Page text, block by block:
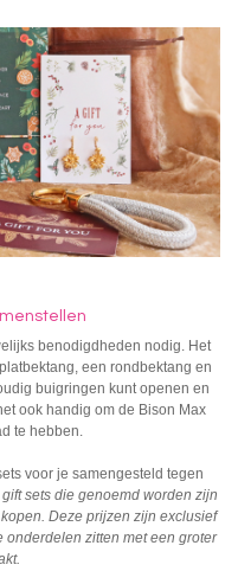
benodigdheden nodig. Het
een rondbektang en
buigringen kunt openen en
ook handig om de Bison Max
te hebben.
voor je samengesteld tegen
sets die genoemd worden zijn
Deze prijzen zijn exclusief
onderdelen zitten met een groter